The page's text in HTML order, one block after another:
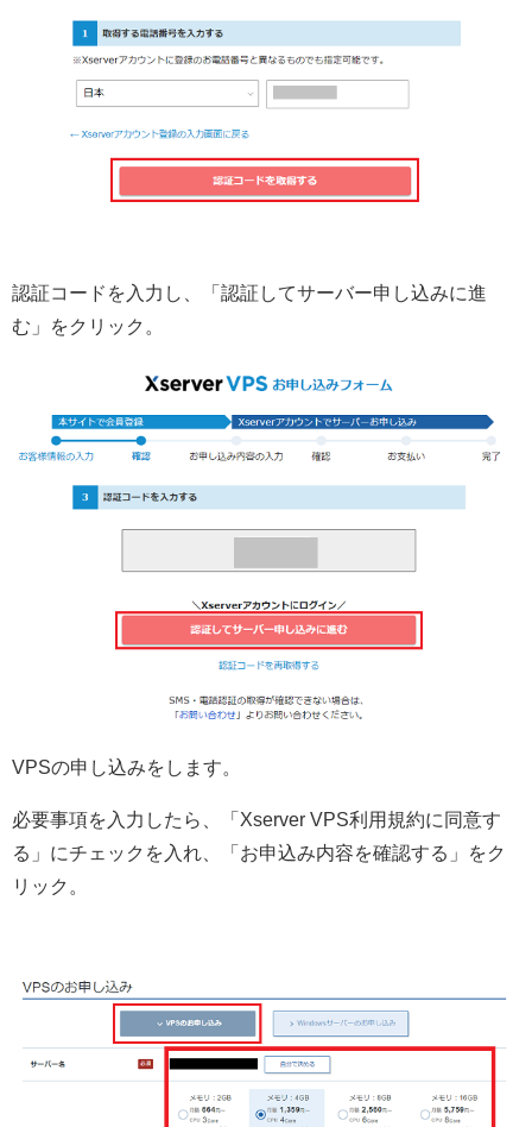
認証コードを入力し、「認証してサーバー申し込みに進
む」をクリック。
VPSの申し込みをします。
必要事項を入力したら、「Xserver VPS利用規約に同意す
る」にチェックを入れ、「お申込み内容を確認する」をク
リック。